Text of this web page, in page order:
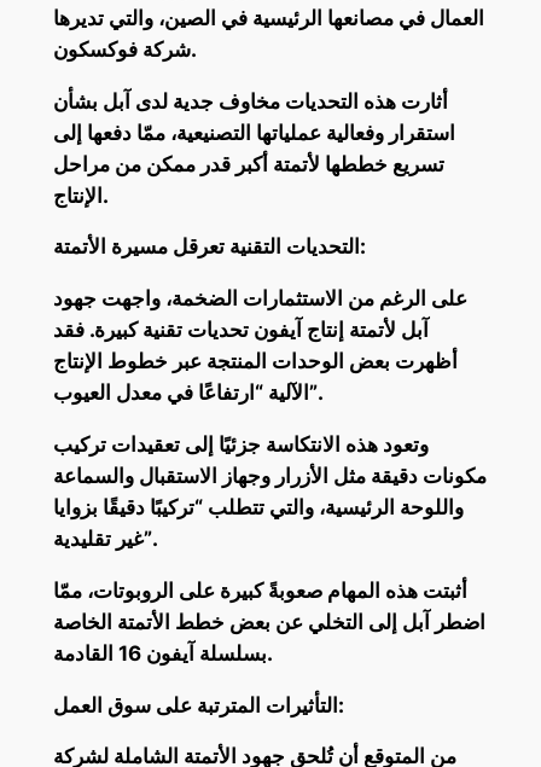
العمال في مصانعها الرئيسية في الصين، والتي تديرها
شركة فوكسكون.
أثارت هذه التحديات مخاوف جدية لدى آبل بشأن
استقرار وفعالية عملياتها التصنيعية، ممّا دفعها إلى
تسريع خططها لأتمتة أكبر قدر ممكن من مراحل
الإنتاج.
التحديات التقنية تعرقل مسيرة الأتمتة:
على الرغم من الاستثمارات الضخمة، واجهت جهود
آبل لأتمتة إنتاج آيفون تحديات تقنية كبيرة. فقد
أظهرت بعض الوحدات المنتجة عبر خطوط الإنتاج
الآلية “ارتفاعًا في معدل العيوب”.
وتعود هذه الانتكاسة جزئيًا إلى تعقيدات تركيب
مكونات دقيقة مثل الأزرار وجهاز الاستقبال والسماعة
واللوحة الرئيسية، والتي تتطلب “تركيبًا دقيقًا بزوايا
غير تقليدية”.
أثبتت هذه المهام صعوبةً كبيرة على الروبوتات، ممّا
اضطر آبل إلى التخلي عن بعض خطط الأتمتة الخاصة
بسلسلة آيفون 16 القادمة.
التأثيرات المترتبة على سوق العمل:
من المتوقع أن تُلحق جهود الأتمتة الشاملة لشركة